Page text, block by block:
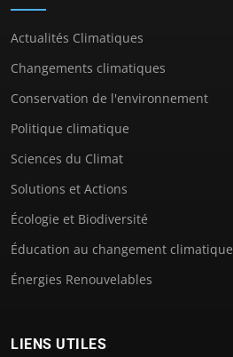
Actualités Climatiques
Changements climatiques
Conservation de l'environnement
Politique climatique
Sciences du Climat
Solutions et Actions
Écologie et Biodiversité
Éducation au changement climatique
Énergies Renouvelables
LIENS UTILES